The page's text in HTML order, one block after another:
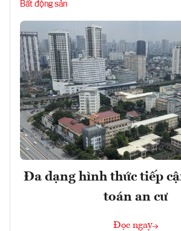
Bất động sản
Đa dạng hình thức tiếp
toán an cư
Đọc ngay